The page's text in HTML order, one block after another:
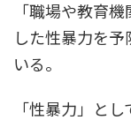
「職場や教育
した性暴力を
いる。
「性暴力」とし